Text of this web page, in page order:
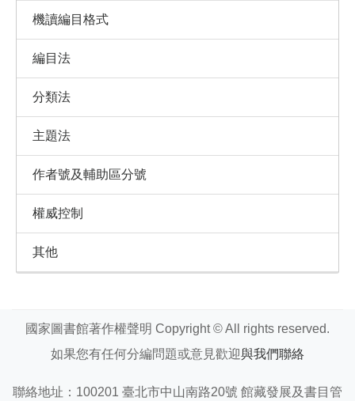
機讀編目格式
編目法
分類法
主題法
作者號及輔助區分號
權威控制
其他
國家圖書館著作權聲明 Copyright © All rights reserved.
如果您有任何分編問題或意見歡迎與我們聯絡
聯絡地址：100201 臺北市中山南路20號 館藏發展及書目管